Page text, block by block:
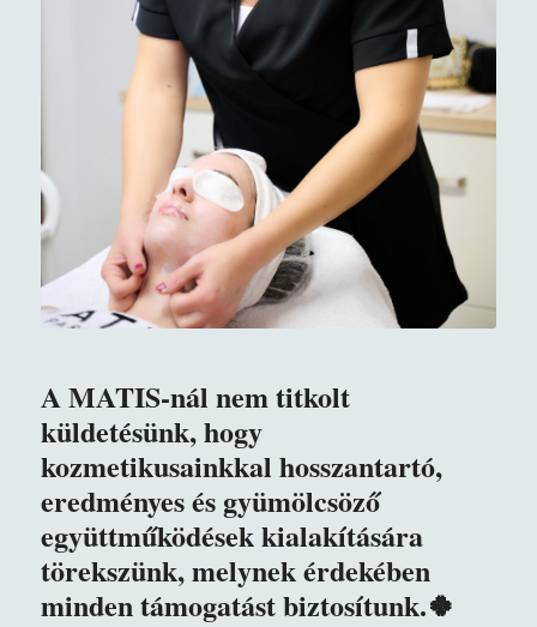
A MATIS-nál nem titkolt
küldetésünk, hogy
kozmetikusainkkal hosszantartó,
eredményes és gyümölcsöző
együttműködések kialakítására
törekszünk, melynek érdekében
minden támogatást biztosítunk.🍀